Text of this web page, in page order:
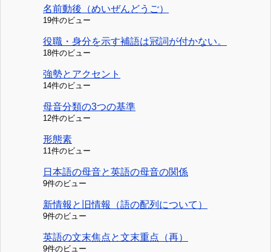
名前動後（めいぜんどうご）
19件のビュー
役職・身分を示す補語は冠詞が付かない。
18件のビュー
強勢とアクセント
14件のビュー
母音分類の3つの基準
12件のビュー
形態素
11件のビュー
日本語の母音と英語の母音の関係
9件のビュー
新情報と旧情報（語の配列について）
9件のビュー
英語の文末焦点と文末重点（再）
9件のビュー